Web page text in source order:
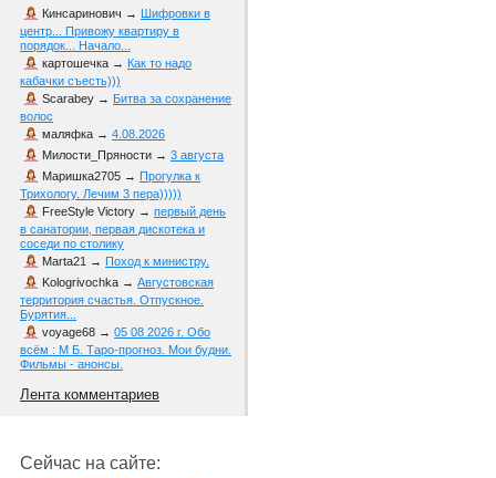
Кинсаринович → Шифровки в
центр... Привожу квартиру в
порядок... Начало...
картошечка → Как то надо
кабачки съесть)))
Scarabey → Битва за сохранение
волос
маляфка → 4.08.2026
Милости_Пряности → 3 августа
Маришка2705 → Прогулка к
Трихологу. Лечим 3 пера)))))
FreeStyle Victory → первый день
в санатории, первая дискотека и
соседи по столику
Marta21 → Поход к министру.
Kologrivochka → Августовская
территория счастья. Отпускное.
Бурятия...
voyage68 → 05 08 2026 г. Обо
всём : М Б. Таро-прогноз. Мои будни.
Фильмы - анонсы.
Лента комментариев
Сейчас на сайте: